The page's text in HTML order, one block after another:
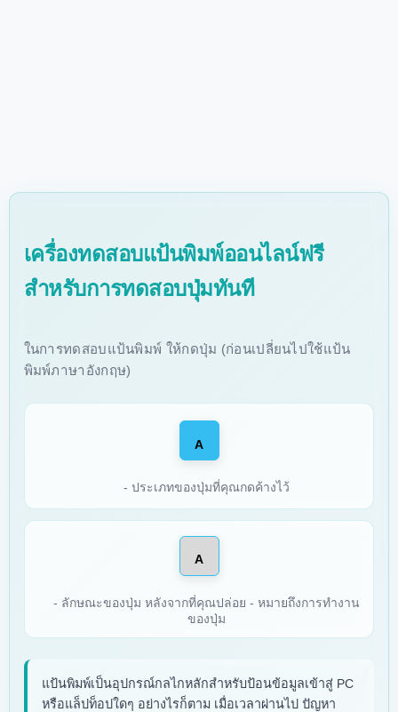
เครื่องทดสอบแป้นพิมพ์ออนไลน์ฟรี
สำหรับการทดสอบปุ่มทันที
ในการทดสอบแป้นพิมพ์ ให้กดปุ่ม (ก่อนเปลี่ยนไปใช้แป้น
พิมพ์ภาษาอังกฤษ)
A
- ประเภทของปุ่มที่คุณกดค้างไว้
A
- ลักษณะของปุ่ม หลังจากที่คุณปล่อย - หมายถึงการทำงาน
ของปุ่ม
แป้นพิมพ์เป็นอุปกรณ์กลไกหลักสำหรับป้อนข้อมูลเข้าสู่ PC
หรือแล็ปท็อปใดๆ อย่างไรก็ตาม เมื่อเวลาผ่านไป ปัญหา